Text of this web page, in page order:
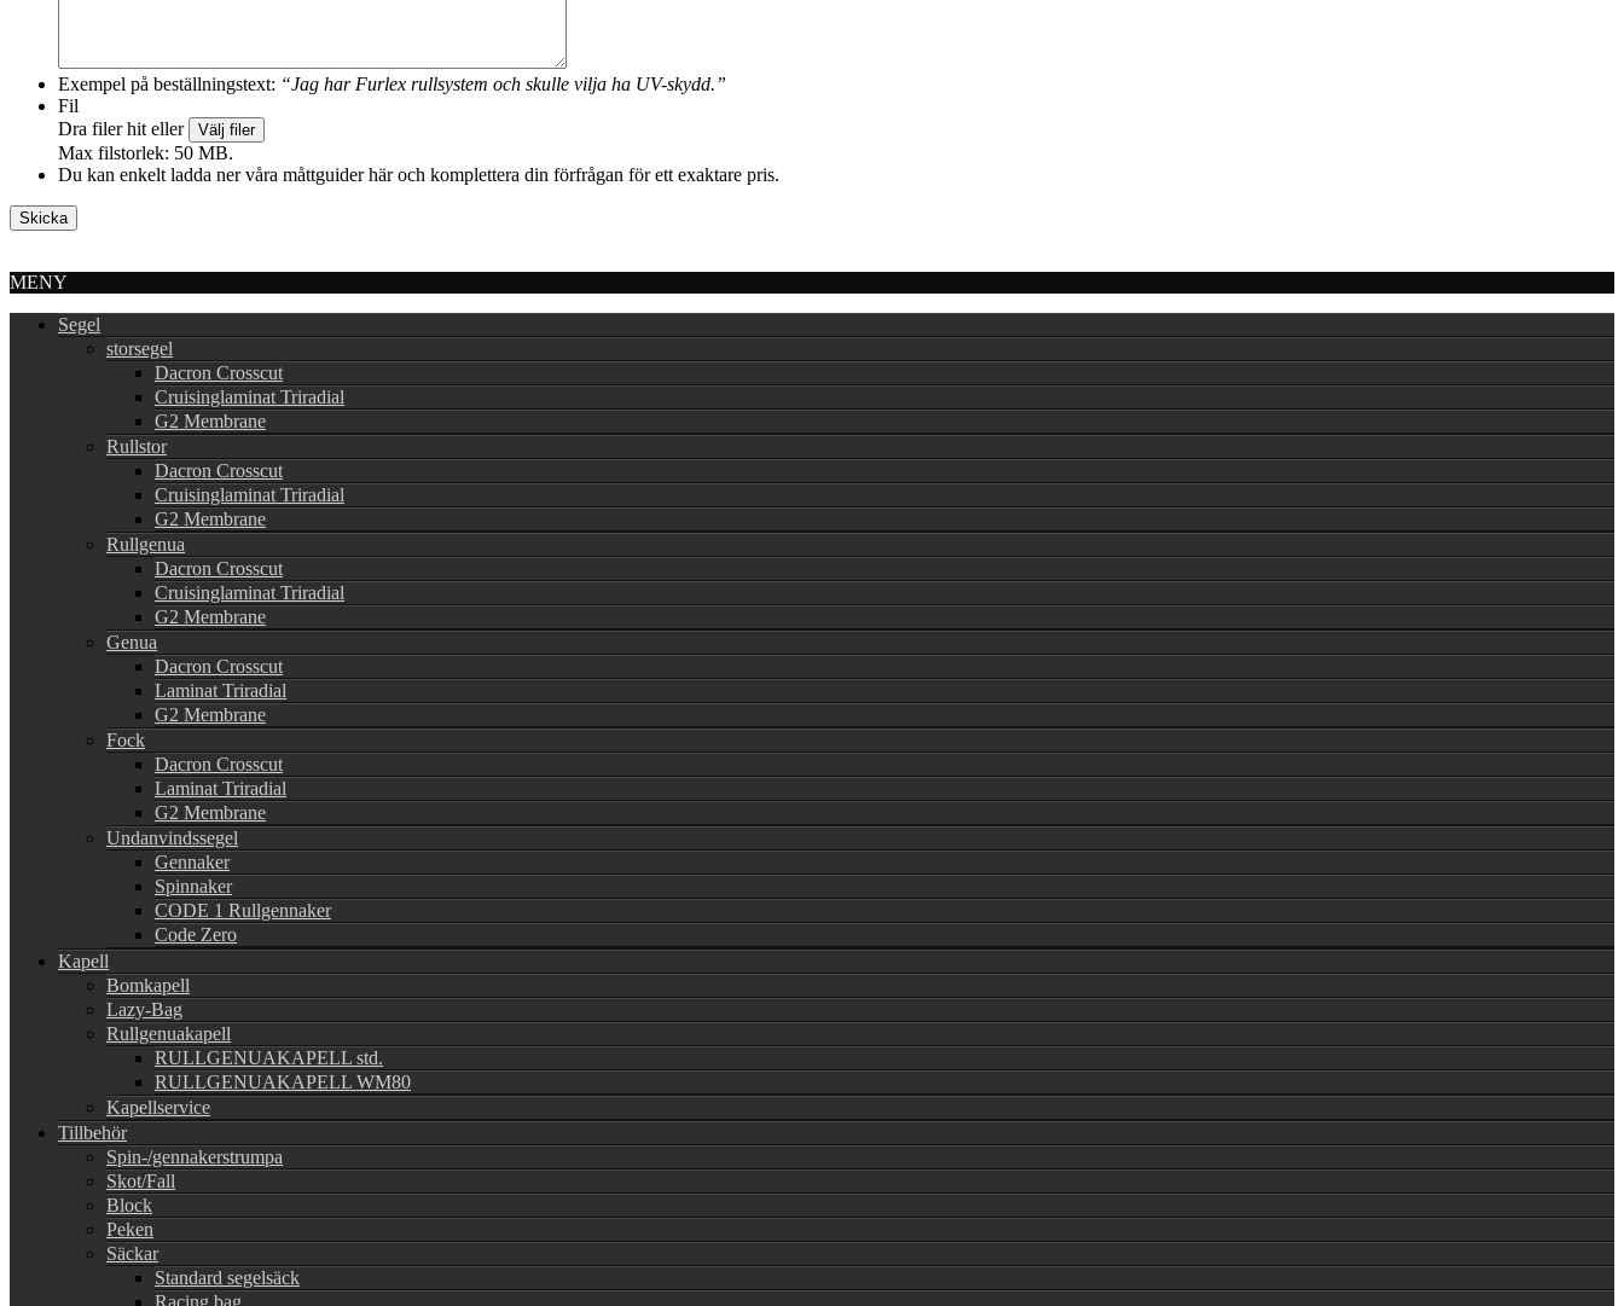
Exempel på beställningstext: “Jag har Furlex rullsystem och skulle vilja ha UV-skydd.”
Fil
Dra filer hit eller
Välj filer
Max filstorlek: 50 MB.
Du kan enkelt ladda ner våra måttguider här och komplettera din förfrågan för ett exaktare pris.
MENY
Segel
storsegel
Dacron Crosscut
Cruisinglaminat Triradial
G2 Membrane
Rullstor
Dacron Crosscut
Cruisinglaminat Triradial
G2 Membrane
Rullgenua
Dacron Crosscut
Cruisinglaminat Triradial
G2 Membrane
Genua
Dacron Crosscut
Laminat Triradial
G2 Membrane
Fock
Dacron Crosscut
Laminat Triradial
G2 Membrane
Undanvindssegel
Gennaker
Spinnaker
CODE 1 Rullgennaker
Code Zero
Kapell
Bomkapell
Lazy-Bag
Rullgenuakapell
RULLGENUAKAPELL std.
RULLGENUAKAPELL WM80
Kapellservice
Tillbehör
Spin-/gennakerstrumpa
Skot/Fall
Block
Peken
Säckar
Standard segelsäck
Racing bag